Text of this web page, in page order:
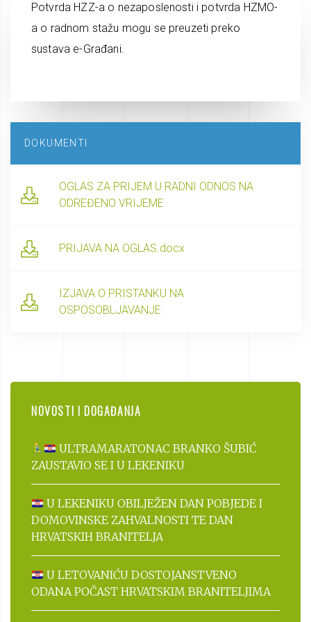
Potvrda HZZ-a o nezaposlenosti i potvrda HZMO-
a o radnom stažu mogu se preuzeti preko
sustava e-Građani.
DOKUMENTI
OGLAS ZA PRIJEM U RADNI ODNOS NA
ODREĐENO VRIJEME
PRIJAVA NA OGLAS.docx
IZJAVA O PRISTANKU NA
OSPOSOBLJAVANJE
NOVOSTI I DOGAĐANJA
ULTRAMARATONAC BRANKO ŠUBIĆ
ZAUSTAVIO SE I U LEKENIKU
U LEKENIKU OBILJEŽEN DAN POBJEDE I
DOMOVINSKE ZAHVALNOSTI TE DAN
HRVATSKIH BRANITELJA
U LETOVANIĆU DOSTOJANSTVENO
ODANA POČAST HRVATSKIM BRANITELJIMA